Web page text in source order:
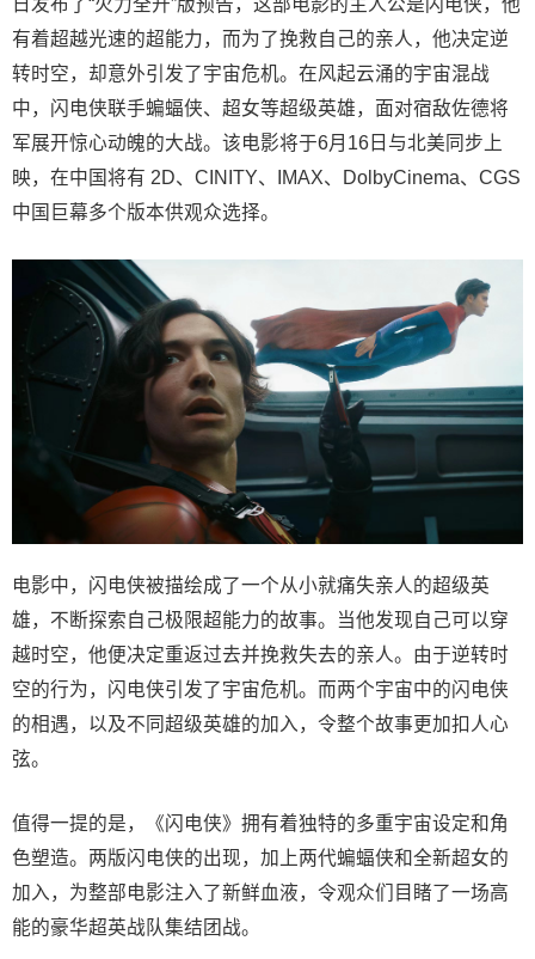
日发布了“火力全开”版预告，这部电影的主人公是闪电侠，他
有着超越光速的超能力，而为了挽救自己的亲人，他决定逆
转时空，却意外引发了宇宙危机。在风起云涌的宇宙混战
中，闪电侠联手蝙蝠侠、超女等超级英雄，面对宿敌佐德将
军展开惊心动魄的大战。该电影将于6月16日与北美同步上
映，在中国将有 2D、CINITY、IMAX、DolbyCinema、CGS
中国巨幕多个版本供观众选择。
电影中，闪电侠被描绘成了一个从小就痛失亲人的超级英
雄，不断探索自己极限超能力的故事。当他发现自己可以穿
越时空，他便决定重返过去并挽救失去的亲人。由于逆转时
空的行为，闪电侠引发了宇宙危机。而两个宇宙中的闪电侠
的相遇，以及不同超级英雄的加入，令整个故事更加扣人心
弦。
值得一提的是，《闪电侠》拥有着独特的多重宇宙设定和角
色塑造。两版闪电侠的出现，加上两代蝙蝠侠和全新超女的
加入，为整部电影注入了新鲜血液，令观众们目睹了一场高
能的豪华超英战队集结团战。